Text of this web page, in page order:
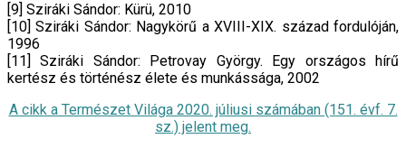
[9] Sziráki Sándor: Kürü, 2010
[10] Sziráki Sándor: Nagykörű a XVIII-XIX. század fordulóján,
1996
[11] Sziráki Sándor: Petrovay György. Egy országos hírű
kertész és történész élete és munkássága, 2002
A cikk a Természet Világa 2020. júliusi számában (151. évf. 7.
sz.) jelent meg.